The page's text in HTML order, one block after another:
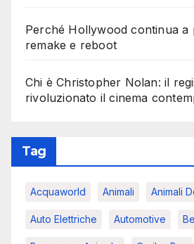
Perché Hollywood continua a
remake e reboot
Chi è Christopher Nolan: il
rivoluzionato il cinema
Tag
Acquaworld Animali Animali
Auto Elettriche Automotive